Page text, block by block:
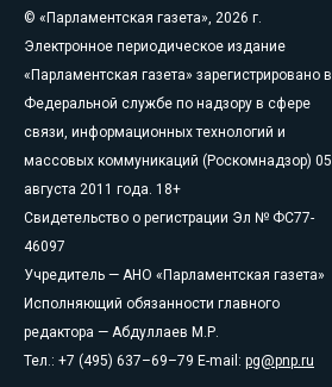
© «Парламентская газета», 2026 г.
Электронное периодическое издание
«Парламентская газета» зарегистрировано в
Федеральной службе по надзору в сфере
связи, информационных технологий и
массовых коммуникаций (Роскомнадзор) 05
августа 2011 года. 18+
Свидетельство о регистрации Эл № ФС77-
46097
Учредитель — АНО «Парламентская газета»
Исполняющий обязанности главного
редактора — Абдуллаев М.Р.
Тел.: +7 (495) 637–69–79 E-mail: pg@pnp.ru